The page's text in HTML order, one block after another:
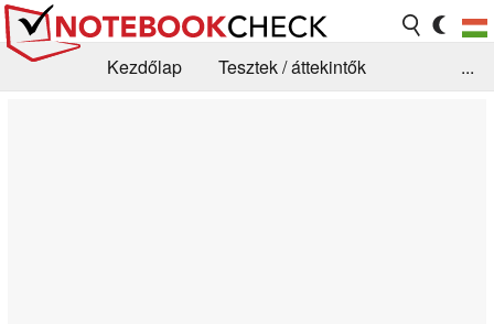
Kezdőlap
Tesztek / áttekintők
...